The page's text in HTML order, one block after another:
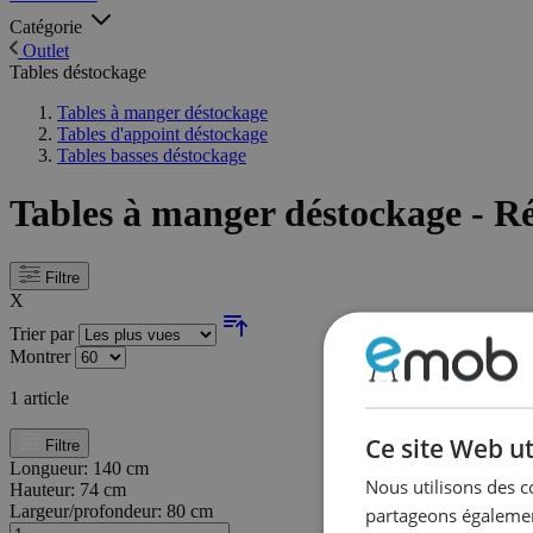
Catégorie
Outlet
Tables déstockage
Tables à manger déstockage
Tables d'appoint déstockage
Tables basses déstockage
Tables à manger déstockage -
Filtre
X
Trier par
Montrer
1 article
Filtre
Longueur: 140 cm
Hauteur: 74 cm
Largeur/profondeur: 80 cm
Ce site Web
Nous utilisons des
partageons